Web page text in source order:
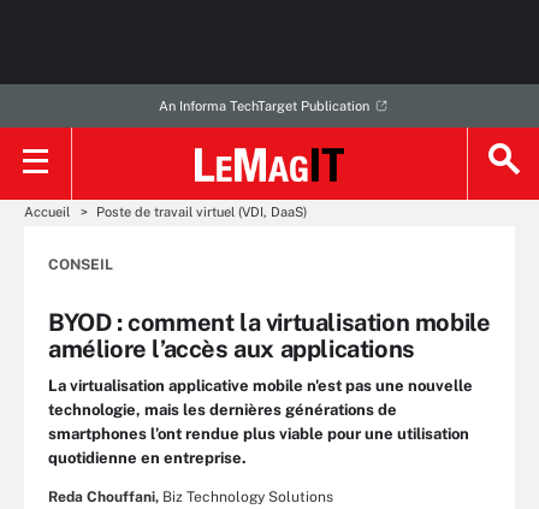
An Informa TechTarget Publication
Accueil Poste de travail virtuel (VDI, DaaS)
CONSEIL
BYOD : comment la virtualisation mobile
améliore l’accès aux applications
La virtualisation applicative mobile n'est pas une nouvelle
technologie, mais les dernières générations de
smartphones l’ont rendue plus viable pour une utilisation
quotidienne en entreprise.
Reda Chouffani, Biz Technology Solutions